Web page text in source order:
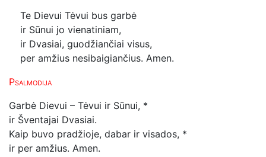
Te Dievui Tėvui bus garbė
ir Sūnui jo vienatiniam,
ir Dvasiai, guodžiančiai visus,
per amžius nesibaigiančius. Amen.
Psalmodija
Garbė Dievui – Tėvui ir Sūnui, *
ir Šventajai Dvasiai.
Kaip buvo pradžioje, dabar ir visados, *
ir per amžius. Amen.